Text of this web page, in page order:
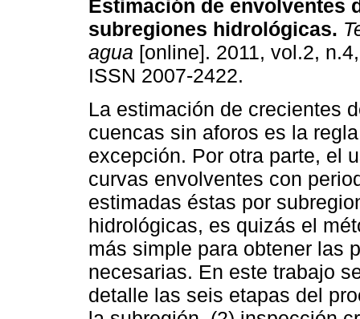
Estimación de envolventes
subregiones hidrológicas.
agua [online]. 2011, vol.2,
ISSN 2007-2422.
La estimación de crecientes
cuencas sin aforos es la
excepción. Por otra parte, el
curvas envolventes con
estimadas éstas por
hidrológicas, es quizás el
más simple para obtener las
necesarias. En este trabajo
detalle las seis etapas del